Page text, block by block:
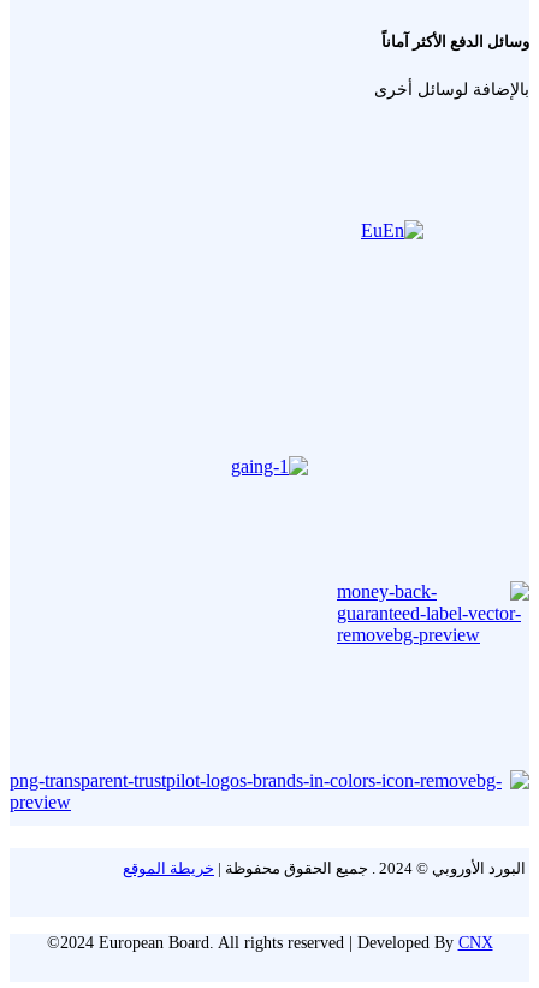
وسائل الدفع الأكثر آماناً
بالإضافة لوسائل أخرى
البورد الأوروبي © 2024 . جميع الحقوق محفوظة | خريطة الموقع
©2024 European Board. All rights reserved | Developed By CNX